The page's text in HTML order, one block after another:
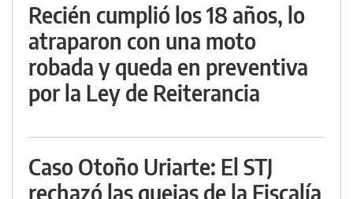
Recién cumplió los 18 años, lo
atraparon con una moto
robada y queda en preventiva
por la Ley de Reiterancia
Caso Otoño Uriarte: El STJ
rechazó las quejas de la Fiscalía